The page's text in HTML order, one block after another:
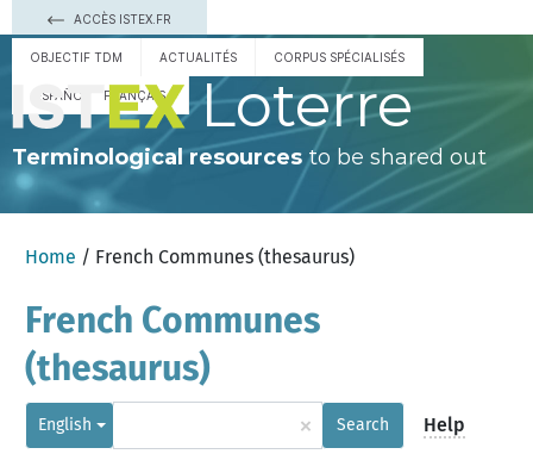
ACCÈS ISTEX.FR
OBJECTIF TDM ACTUALITÉS CORPUS SPÉCIALISÉS
ESPAÑOL FRANÇAIS Loterre
Terminological resourcesto be shared out
Home / French Communes (thesaurus)
French Communes
(thesaurus)
English × Search Help